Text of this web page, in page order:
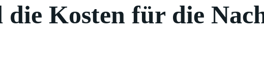
die Kosten für die